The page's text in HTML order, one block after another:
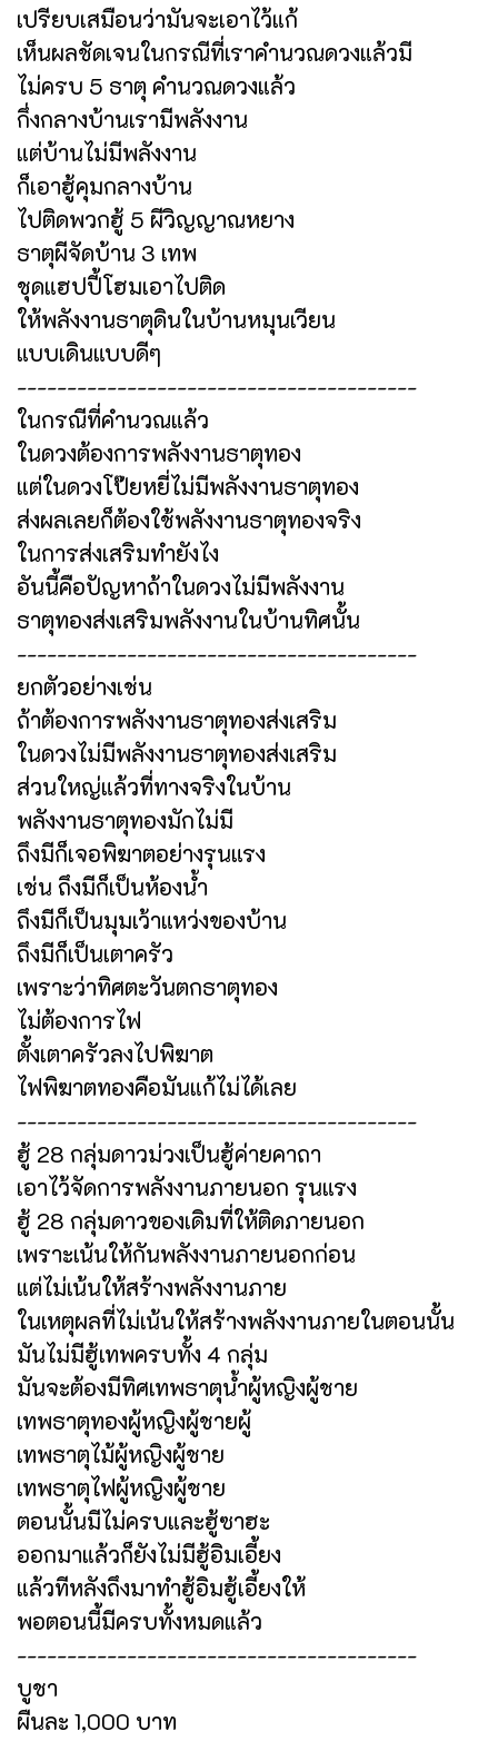
เปรียบเสมือนว่ามันจะเอาไว้แก้
เห็นผลชัดเจนในกรณีที่เราคำนวณดวงแล้วมี
ไม่ครบ 5 ธาตุ คำนวณดวงแล้ว
กึ่งกลางบ้านเรามีพลังงาน
แต่บ้านไม่มีพลังงาน
ก็เอาฮู้คุมกลางบ้าน
ไปติดพวกฮู้ 5 ผีวิญญาณหยาง
ธาตุผีจัดบ้าน 3 เทพ
ชุดแฮปปี้โฮมเอาไปติด
ให้พลังงานธาตุดินในบ้านหมุนเวียน
แบบเดินแบบดีๆ
----------------------------------------
ในกรณีที่คำนวณแล้ว
ในดวงต้องการพลังงานธาตุทอง
แต่ในดวงโป๊ยหยี่ไม่มีพลังงานธาตุทอง
ส่งผลเลยก็ต้องใช้พลังงานธาตุทองจริง
ในการส่งเสริมทำยังไง
อันนี้คือปัญหาถ้าในดวงไม่มีพลังงาน
ธาตุทองส่งเสริมพลังงานในบ้านทิศนั้น
----------------------------------------
ยกตัวอย่างเช่น
ถ้าต้องการพลังงานธาตุทองส่งเสริม
ในดวงไม่มีพลังงานธาตุทองส่งเสริม
ส่วนใหญ่แล้วที่ทางจริงในบ้าน
พลังงานธาตุทองมักไม่มี
ถึงมีก็เจอพิฆาตอย่างรุนแรง
เช่น ถึงมีก็เป็นห้องน้ำ
ถึงมีก็เป็นมุมเว้าแหว่งของบ้าน
ถึงมีก็เป็นเตาครัว
เพราะว่าทิศตะวันตกธาตุทอง
ไม่ต้องการไฟ
ตั้งเตาครัวลงไปพิฆาต
ไฟพิฆาตทองคือมันแก้ไม่ได้เลย
----------------------------------------
ฮู้ 28 กลุ่มดาวม่วงเป็นฮู้ค่ายคาถา
เอาไว้จัดการพลังงานภายนอก รุนแรง
ฮู้ 28 กลุ่มดาวของเดิมที่ให้ติดภายนอก
เพราะเน้นให้กันพลังงานภายนอกก่อน
แต่ไม่เน้นให้สร้างพลังงานภาย
ในเหตุผลที่ไม่เน้นให้สร้างพลังงานภายในตอนนั้น
มันไม่มีฮู้เทพครบทั้ง 4 กลุ่ม
มันจะต้องมีทิศเทพธาตุน้ำผู้หญิงผู้ชาย
เทพธาตุทองผู้หญิงผู้ชายผู้
เทพธาตุไม้ผู้หญิงผู้ชาย
เทพธาตุไฟผู้หญิงผู้ชาย
ตอนนั้นมีไม่ครบและฮู้ซาฮะ
ออกมาแล้วก็ยังไม่มีฮู้อิมเอี้ยง
แล้วทีหลังถึงมาทำฮู้อิมฮู้เอี้ยงให้
พอตอนนี้มีครบทั้งหมดแล้ว
----------------------------------------
บูชา
ผืนละ 1,000 บาท